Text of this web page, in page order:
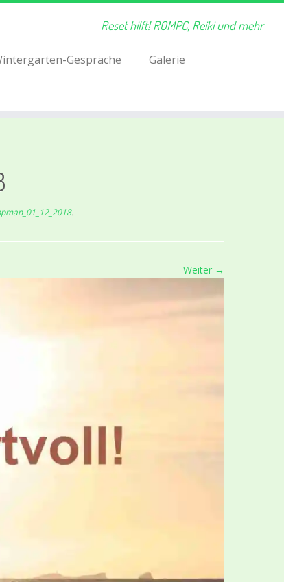
Reset hilft! ROMPC, Reiki und mehr
Gespräche
Galerie
.
Weiter →